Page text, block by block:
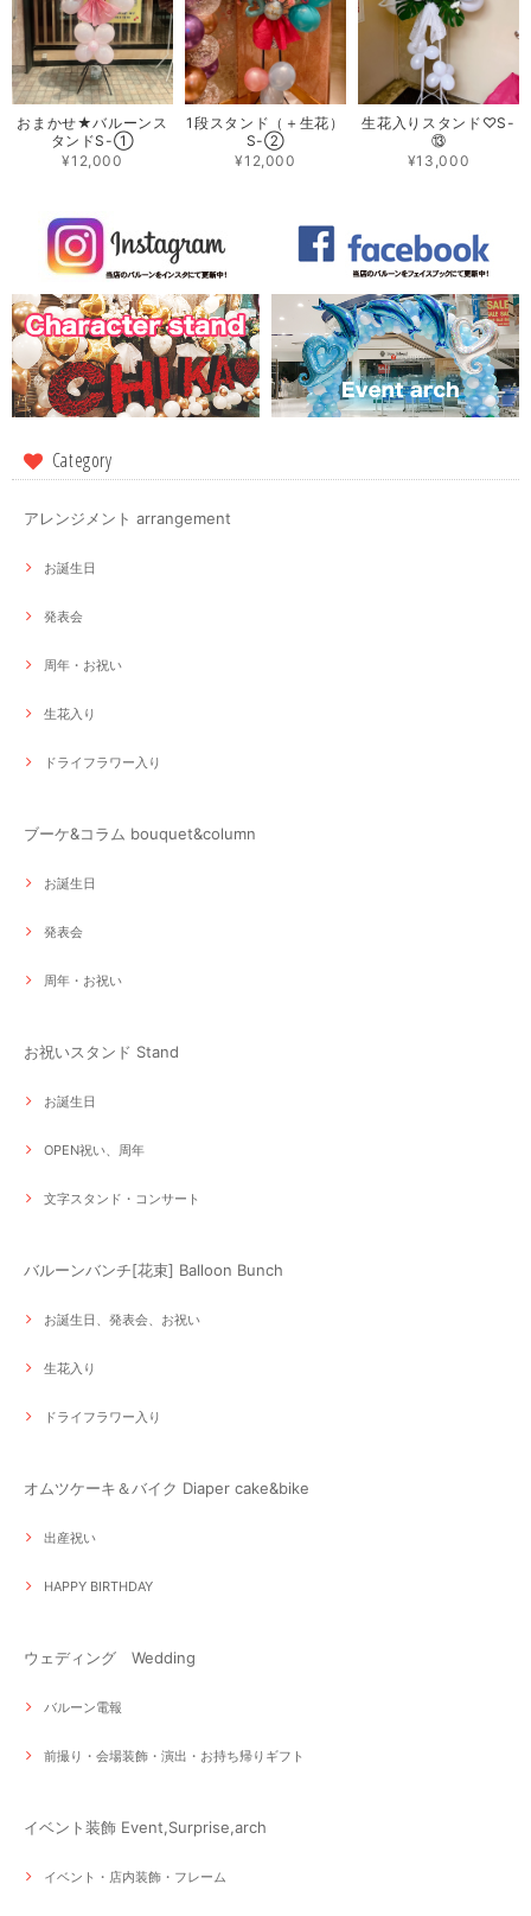
おまかせ★バルーンス
タンドS-①
¥12,000
1段スタンド（＋生花）
S-②
¥12,000
生花入りスタンド♡S-
⑬
¥13,000
Category
アレンジメント arrangement
お誕生日
発表会
周年・お祝い
生花入り
ドライフラワー入り
ブーケ&コラム bouquet&column
お誕生日
発表会
周年・お祝い
お祝いスタンド Stand
お誕生日
OPEN祝い、周年
文字スタンド・コンサート
バルーンバンチ[花束] Balloon Bunch
お誕生日、発表会、お祝い
生花入り
ドライフラワー入り
オムツケーキ＆バイク Diaper cake&bike
出産祝い
HAPPY BIRTHDAY
ウェディング Wedding
バルーン電報
前撮り・会場装飾・演出・お持ち帰りギフト
イベント装飾 Event,Surprise,arch
イベント・店内装飾・フレーム